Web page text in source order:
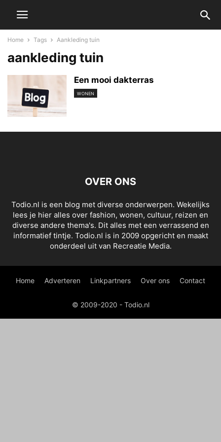
Home Tags Aankleding tuin
aankleding tuin
Een mooi dakterras
WONEN
OVER ONS
Todio.nl is een blog met diverse onderwerpen. Wekelijks
lees je hier alles over fashion, wonen, cultuur, reizen en
diverse andere thema's. Dit alles met een verrassend en
informatief tintje. Todio.nl is in 2009 opgericht en maakt
onderdeel uit van Recreatie Media.
Home Adverteren Linkpartners Over ons Contact
© 2009-2020 - Todio.nl